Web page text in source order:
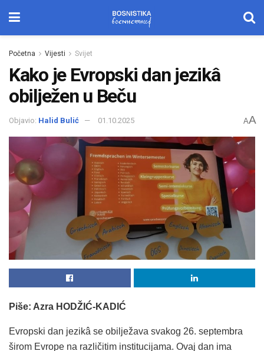
Početna Vijesti Svijet
Kako je Evropski dan jezikâ
obilježen u Beču
Objavio: Halid Bulić 01.10.2025 AA
Piše: Azra HODŽIĆ-KADIĆ
Evropski dan jezikâ se obilježava svakog 26. septembra
širom Evrope na različitim institucijama. Ovaj dan ima